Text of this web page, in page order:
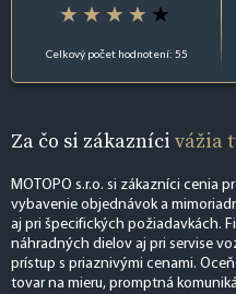
Celkový počet hodnotení: 55
Za čo si zákazníci vážia
MOTOPO s.r.o. si zákazníci cenia
vybavenie objednávok a
aj pri špecifických požiadavkách.
náhradných dielov aj pri servise
prístup s priaznivými cenami.
tovar na mieru, promptná